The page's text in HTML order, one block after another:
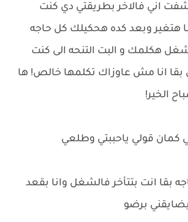
اني فالاخر بطريقتي دي كنت
هتغير وبعد كده هحكيلك كل حاجه
هكلمك و البت التنحه الى كنت
انا مش عاوزاك تكلمها خالص! ها
الخير!
كمان قولي ياحببتي وطلعي
بقا انت بتتأخر فالشغل وانا بقعد
برضو